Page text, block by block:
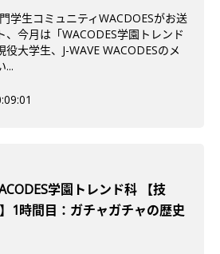
学生コミュニティWACDOESがお送
、今月は「WACODES学園トレンド
大学生、J-WAVE WACODESのメ
...
学園トレンド科 【技
1時間目：ガチャガチャの歴史